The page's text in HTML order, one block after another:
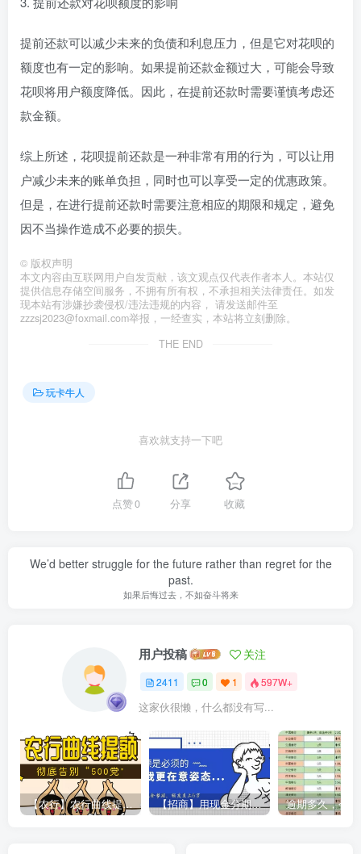
提前还款可以减少未来的负债和利息压力，但是它对花呗的
额度也有一定的影响。如果提前还款金额过大，可能会导致
花呗将用户额度降低。因此，在提前还款时需要谨慎考虑还
款金额。
综上所述，花呗提前还款是一种非常有用的行为，可以让用
户减少未来的账单负担，同时也可以享受一定的优惠政策。
但是，在进行提前还款时需要注意相应的期限和规定，避免
因不当操作造成不必要的损失。
© 版权声明
本文内容由互联网用户自发贡献，该文观点仅代表作者本人。本站仅
提供信息存储空间服务，不拥有所有权，不承担相关法律责任。如发
现本站有涉嫌抄袭侵权/违法违规的内容， 请发送邮件至
zzzsj2023@foxmail.com举报，一经查实，本站将立刻删除。
THE END
玩卡牛人
喜欢就支持一下吧
点赞0 分享 收藏
We’d better struggle for the future rather than regret for the
past.
如果后悔过去，不如奋斗将来
用户投稿 关注
2411 0 1 597W+
这家伙很懒，什么都没有写...
【农行】农行曲线提额，彻底告别“500党” 【招商】用现金分期提额，额度直上6万